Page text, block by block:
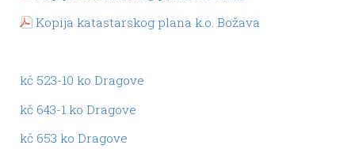
Kopija katastarskog plana k.o. Božava
kč 523-10 ko Dragove
kč 643-1 ko Dragove
kč 653 ko Dragove